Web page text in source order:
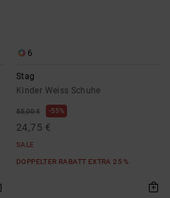
6
Stag
Kinder Weiss Schuhe
55,00 € 55%
24,75 €
SALE
DOPPELTER RABATT EXTRA 25 %